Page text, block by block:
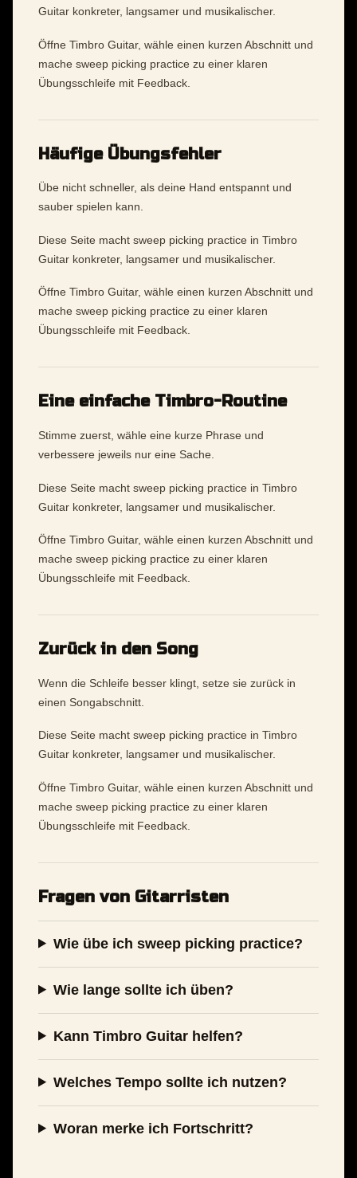
Guitar konkreter, langsamer und musikalischer.
Öffne Timbro Guitar, wähle einen kurzen Abschnitt und
mache sweep picking practice zu einer klaren
Übungsschleife mit Feedback.
Häufige Übungsfehler
Übe nicht schneller, als deine Hand entspannt und
sauber spielen kann.
Diese Seite macht sweep picking practice in Timbro
Guitar konkreter, langsamer und musikalischer.
Öffne Timbro Guitar, wähle einen kurzen Abschnitt und
mache sweep picking practice zu einer klaren
Übungsschleife mit Feedback.
Eine einfache Timbro-Routine
Stimme zuerst, wähle eine kurze Phrase und
verbessere jeweils nur eine Sache.
Diese Seite macht sweep picking practice in Timbro
Guitar konkreter, langsamer und musikalischer.
Öffne Timbro Guitar, wähle einen kurzen Abschnitt und
mache sweep picking practice zu einer klaren
Übungsschleife mit Feedback.
Zurück in den Song
Wenn die Schleife besser klingt, setze sie zurück in
einen Songabschnitt.
Diese Seite macht sweep picking practice in Timbro
Guitar konkreter, langsamer und musikalischer.
Öffne Timbro Guitar, wähle einen kurzen Abschnitt und
mache sweep picking practice zu einer klaren
Übungsschleife mit Feedback.
Fragen von Gitarristen
Wie übe ich sweep picking practice?
Wie lange sollte ich üben?
Kann Timbro Guitar helfen?
Welches Tempo sollte ich nutzen?
Woran merke ich Fortschritt?